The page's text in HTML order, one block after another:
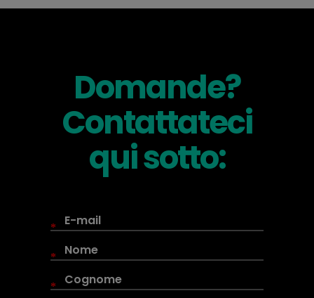
Domande?
Contattateci
qui sotto:
*
*
*